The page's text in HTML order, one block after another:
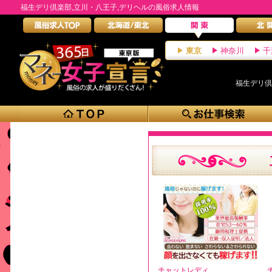
福生デリ倶楽部,立川・八王子,デリヘルの風俗求人情報
東京 神奈川
福生デリ
チャットレディ